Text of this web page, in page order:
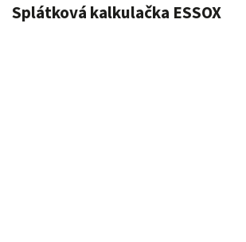
Splátková kalkulačka ESSOX